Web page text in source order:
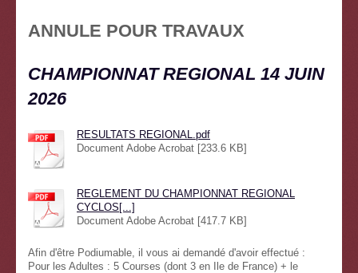
ANNULE POUR TRAVAUX
CHAMPIONNAT REGIONAL 14 JUIN
2026
RESULTATS REGIONAL.pdf
Document Adobe Acrobat [233.6 KB]
REGLEMENT DU CHAMPIONNAT REGIONAL
CYCLOS[...]
Document Adobe Acrobat [417.7 KB]
Afin d'être Podiumable, il vous ai demandé d'avoir effectué :
Pour les Adultes : 5 Courses (dont 3 en Ile de France) + le